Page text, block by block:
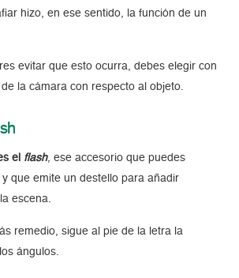
hizo, en ese sentido, la función de un
evitar que esto ocurra, debes elegir con
la cámara con respecto al objeto.
el flash, ese accesorio que puedes
que emite un destello para añadir
escena.
remedio, sigue al pie de la letra la
ángulos.